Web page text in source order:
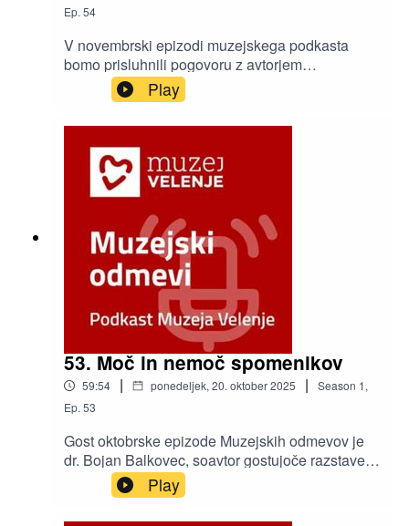
Ep. 54
V novembrski epizodi muzejskega podkasta
bomo prisluhnili pogovoru z avtorjem
dokumentarnega filma Življenje v panju Petrom
Vrčkovnikom in kustosinjo Muzeja Velenje Špelo
Regulj.
Play
53. Moč in nemoč spomenikov
59:54 | ponedeljek, 20. oktober 2025 | Season 1,
Ep. 53
Gost oktobrske epizode Muzejskih odmevov je
dr. Bojan Balkovec, soavtor gostujoče razstave
Moč in nemoč spomenikov, na kateri je
predstavljena usoda spomenikov
narodnoosvobodilnega boja (NOB) in
Play